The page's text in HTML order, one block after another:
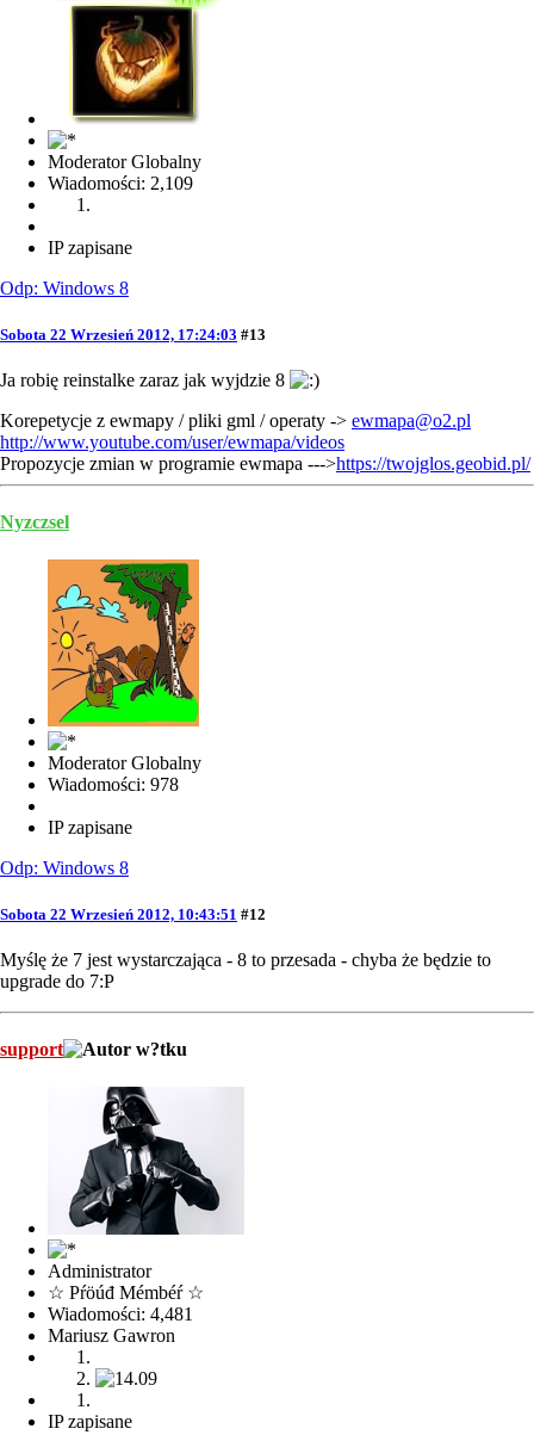
Moderator Globalny
Wiadomości: 2,109
IP zapisane
Odp: Windows 8
Sobota 22 Wrzesień 2012, 17:24:03 #13
Ja robię reinstalke zaraz jak wyjdzie 8
Korepetycje z ewmapy / pliki gml / operaty -> ewmapa@o2.pl
http://www.youtube.com/user/ewmapa/videos
Propozycje zmian w programie ewmapa --->https://twojglos.geobid.pl/
Nyzczsel
Moderator Globalny
Wiadomości: 978
IP zapisane
Odp: Windows 8
Sobota 22 Wrzesień 2012, 10:43:51 #12
Myślę że 7 jest wystarczająca - 8 to przesada - chyba że będzie to
upgrade do 7:P
support
Administrator
☆ Pŕöúđ Mémbéŕ ☆
Wiadomości: 4,481
Mariusz Gawron
IP zapisane